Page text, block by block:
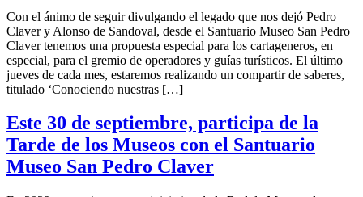
Con el ánimo de seguir divulgando el legado que nos dejó Pedro
Claver y Alonso de Sandoval, desde el Santuario Museo San Pedro
Claver tenemos una propuesta especial para los cartageneros, en
especial, para el gremio de operadores y guías turísticos. El último
jueves de cada mes, estaremos realizando un compartir de saberes,
titulado ‘Conociendo nuestras […]
Este 30 de septiembre, participa de la
Tarde de los Museos con el Santuario
Museo San Pedro Claver